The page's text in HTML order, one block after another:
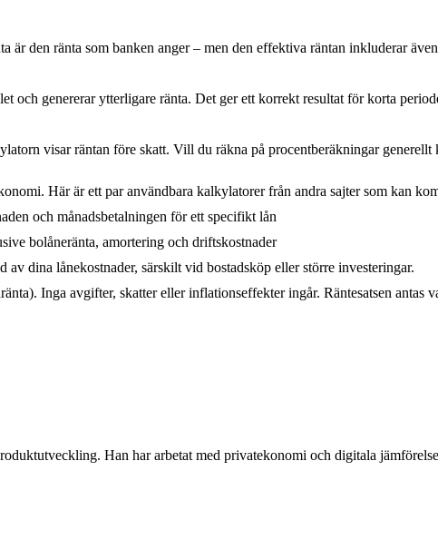
är den ränta som banken anger – men den effektiva räntan inkluderar
och genererar ytterligare ränta. Det ger ett korrekt resultat för korta
visar räntan före skatt. Vill du räkna på procentberäkningar generellt
Här är ett par användbara kalkylatorer från andra sajter som kan
och månadsbetalningen för ett specifikt lån
bolåneränta, amortering och driftskostnader
dina lånekostnader, särskilt vid bostadsköp eller större investeringar.
Inga avgifter, skatter eller inflationseffekter ingår. Räntesatsen antas
Han har arbetat med privatekonomi och digitala